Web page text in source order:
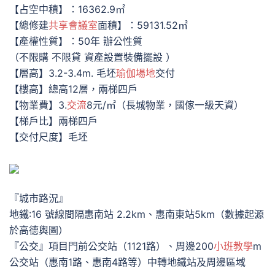
【占空中積】：16362.9㎡
【總修建共享會議室面積】：59131.52㎡
【產權性質】：50年 辦公性質
（不限購 不限貸 資產設置裝備擺設 ）
【層高】3.2-3.4m. 毛坯瑜伽場地交付
【樓高】總高12層，兩梯四戶
【物業費】3.交流8元/㎡（長城物業，國傢一級天資）
【梯戶比】兩梯四戶
【交付尺度】毛坯
『城市路況』
地鐵:16 號線間隔惠南站 2.2km、惠南東站5km（數據起源
於高德輿圖）
『公交』項目門前公交站（1121路）、周邊200小班教學m
公交站（惠南1路、惠南4路等）中轉地鐵站及周邊區域